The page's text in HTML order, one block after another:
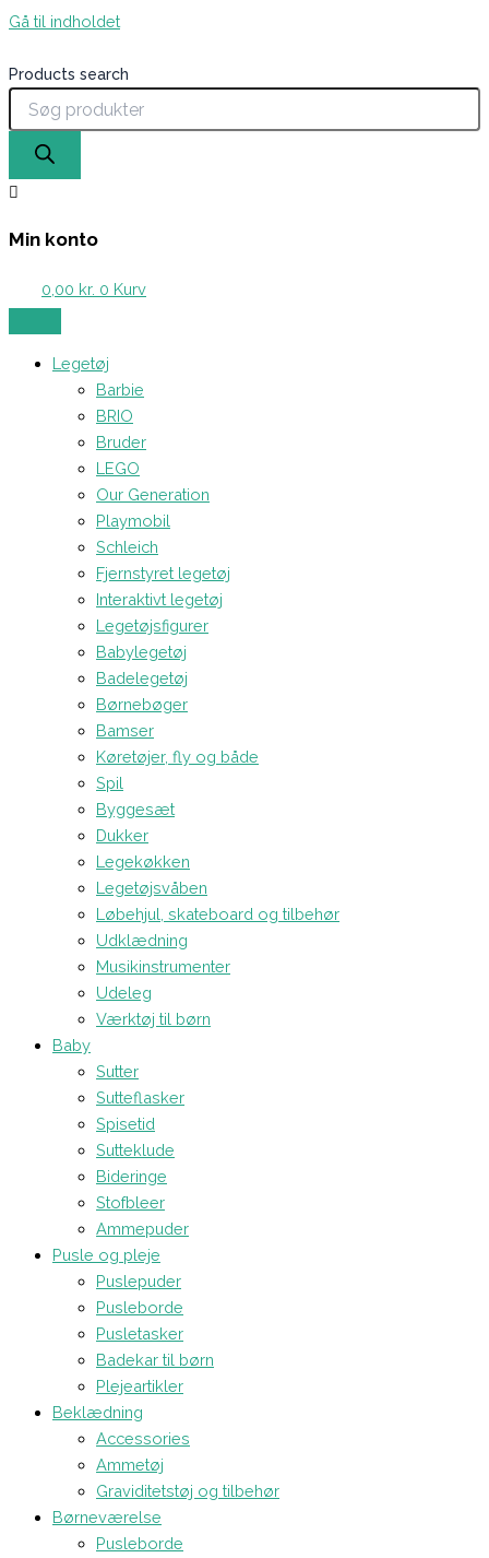
Gå til indholdet
Products search
Min konto
0,00 kr. 0 Kurv
Legetøj
Barbie
BRIO
Bruder
LEGO
Our Generation
Playmobil
Schleich
Fjernstyret legetøj
Interaktivt legetøj
Legetøjsfigurer
Babylegetøj
Badelegetøj
Børnebøger
Bamser
Køretøjer, fly og både
Spil
Byggesæt
Dukker
Legekøkken
Legetøjsvåben
Løbehjul, skateboard og tilbehør
Udklædning
Musikinstrumenter
Udeleg
Værktøj til børn
Baby
Sutter
Sutteflasker
Spisetid
Sutteklude
Bideringe
Stofbleer
Ammepuder
Pusle og pleje
Puslepuder
Pusleborde
Pusletasker
Badekar til børn
Plejeartikler
Beklædning
Accessories
Ammetøj
Graviditetstøj og tilbehør
Børneværelse
Pusleborde